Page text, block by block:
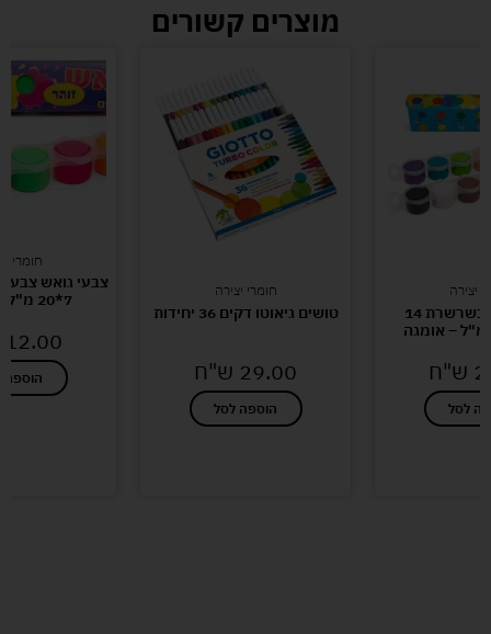
מוצרים קשורים
יצירה
צבעי גואש בשרשרת 14
ש"ח
לסל
חומרי יצירה
טושים גיאוטו דקים 36 יחידות
29.00 ש"ח
הוספה לסל
חומרי
צבעי גואש צבע
7*20 מ"ל – אומגה
12.00
הוספה